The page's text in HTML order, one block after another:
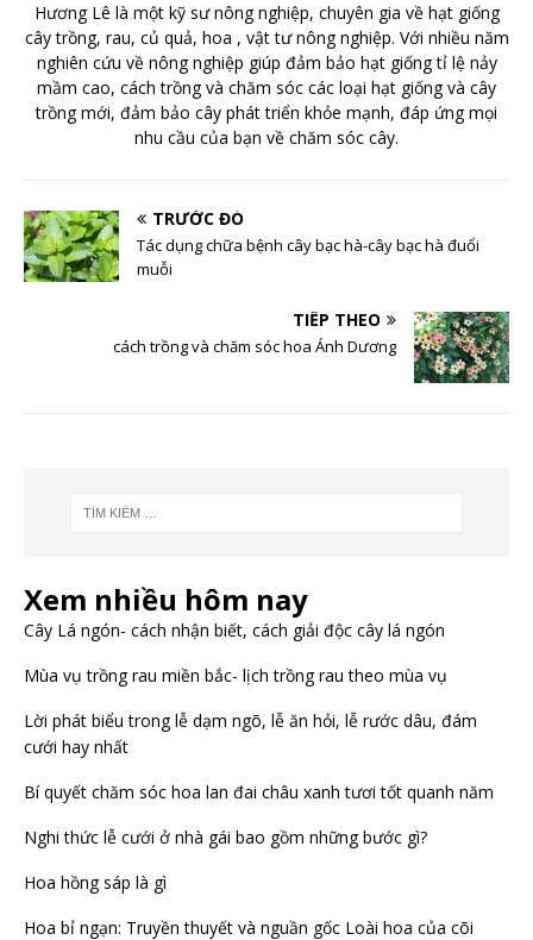
Hương Lê là một kỹ sư nông nghiệp, chuyên gia về hạt giống
cây trồng, rau, củ quả, hoa , vật tư nông nghiệp. Với nhiều năm
nghiên cứu về nông nghiệp giúp đảm bảo hạt giống tỉ lệ nảy
mầm cao, cách trồng và chăm sóc các loại hạt giống và cây
trồng mới, đảm bảo cây phát triển khỏe mạnh, đáp ứng mọi
nhu cầu của bạn về chăm sóc cây.
TRƯỚC ĐÓ
Tác dụng chữa bệnh cây bạc hà-cây bạc hà đuổi
muỗi
TIẾP THEO
cách trồng và chăm sóc hoa Ánh Dương
Xem nhiều hôm nay
Cây Lá ngón- cách nhận biết, cách giải độc cây lá ngón
Mùa vụ trồng rau miền bắc- lịch trồng rau theo mùa vụ
Lời phát biểu trong lễ dạm ngõ, lễ ăn hỏi, lễ rước dâu, đám
cưới hay nhất
Bí quyết chăm sóc hoa lan đai châu xanh tươi tốt quanh năm
Nghi thức lễ cưới ở nhà gái bao gồm những bước gì?
Hoa hồng sáp là gì
Hoa bỉ ngạn: Truyền thuyết và nguần gốc Loài hoa của cõi